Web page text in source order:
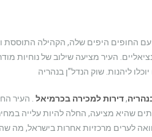
עם החופים היפים שלה, הקהילה התוססת
העיר מציעה שילוב של נוחיות
ליהנות. שוק הנדל”ן בנהריה
,דירות למכירה בכרמיאל
. העיר
שהיא מציעה, החלה להיות עלייה
לערים מרכזיות אחרות בישראל, מה